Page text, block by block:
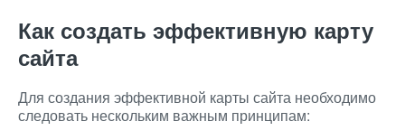
Как создать эффективную карту
сайта
Для создания эффективной карты сайта необходимо
следовать нескольким важным принципам: